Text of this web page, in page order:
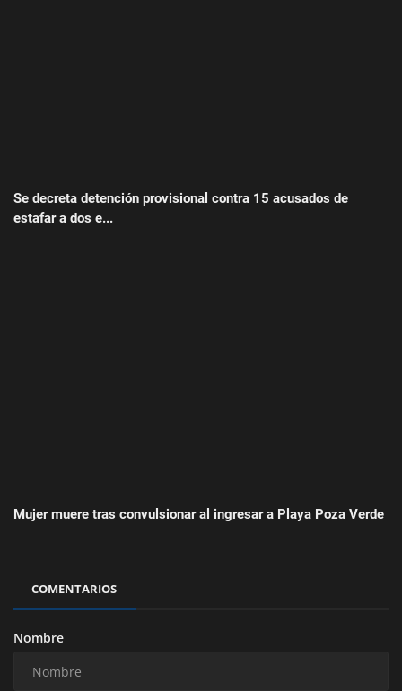
Se decreta detención provisional contra 15 acusados de
estafar a dos e...
Mujer muere tras convulsionar al ingresar a Playa Poza Verde
COMENTARIOS
Nombre